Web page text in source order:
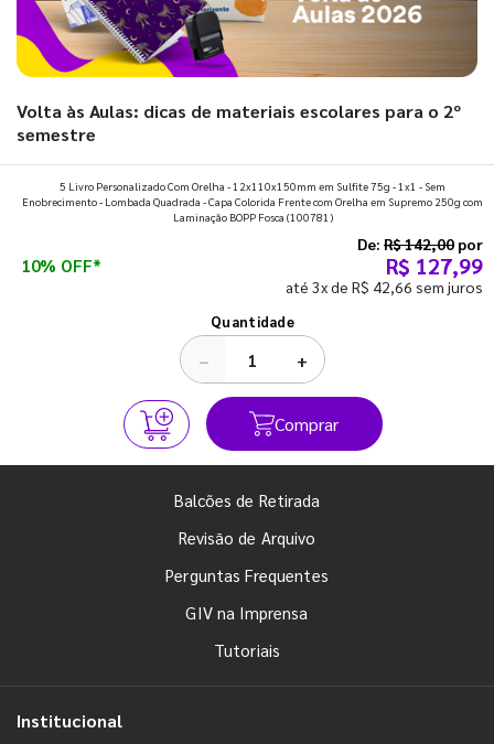
Volta às Aulas: dicas de materiais escolares para o 2º
semestre
Prepare a mochila, organize a rotina e descubra os materiais
que fazem toda diferença para começar o segundo
5 Livro Personalizado Com Orelha - 12x110x150mm em Sulfite 75g - 1x1 - Sem
Enobrecimento - Lombada Quadrada - Capa Colorida Frente com Orelha em Supremo 250g com
Laminação BOPP Fosca (100781)
10% OFF*
De: R$ 142,00 por
R$ 127,99
até 3x de R$ 42,66 sem juros
Quantidade
− +
Comprar
Balcões de Retirada
Revisão de Arquivo
Perguntas Frequentes
GIV na Imprensa
Tutoriais
Institucional